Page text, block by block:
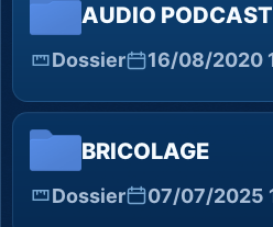
AUDIO
Dossier 16/08/2020
BRICOLAGE
Dossier 07/07/2025